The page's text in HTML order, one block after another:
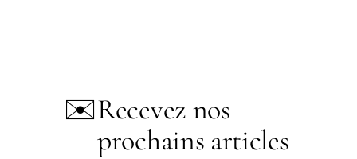
✉️Recevez nos
prochains articles